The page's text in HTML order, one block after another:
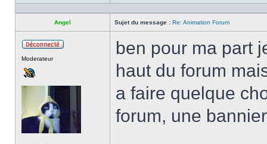
Profil
Angel Sujet du message : Re: Animation Forum
Moderateur
ben pour ma part
haut du forum
a faire quelque
forum, une